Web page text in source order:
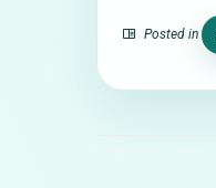
Posted in